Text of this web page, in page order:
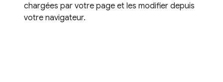
chargées par votre page et les modifier depuis
votre navigateur.